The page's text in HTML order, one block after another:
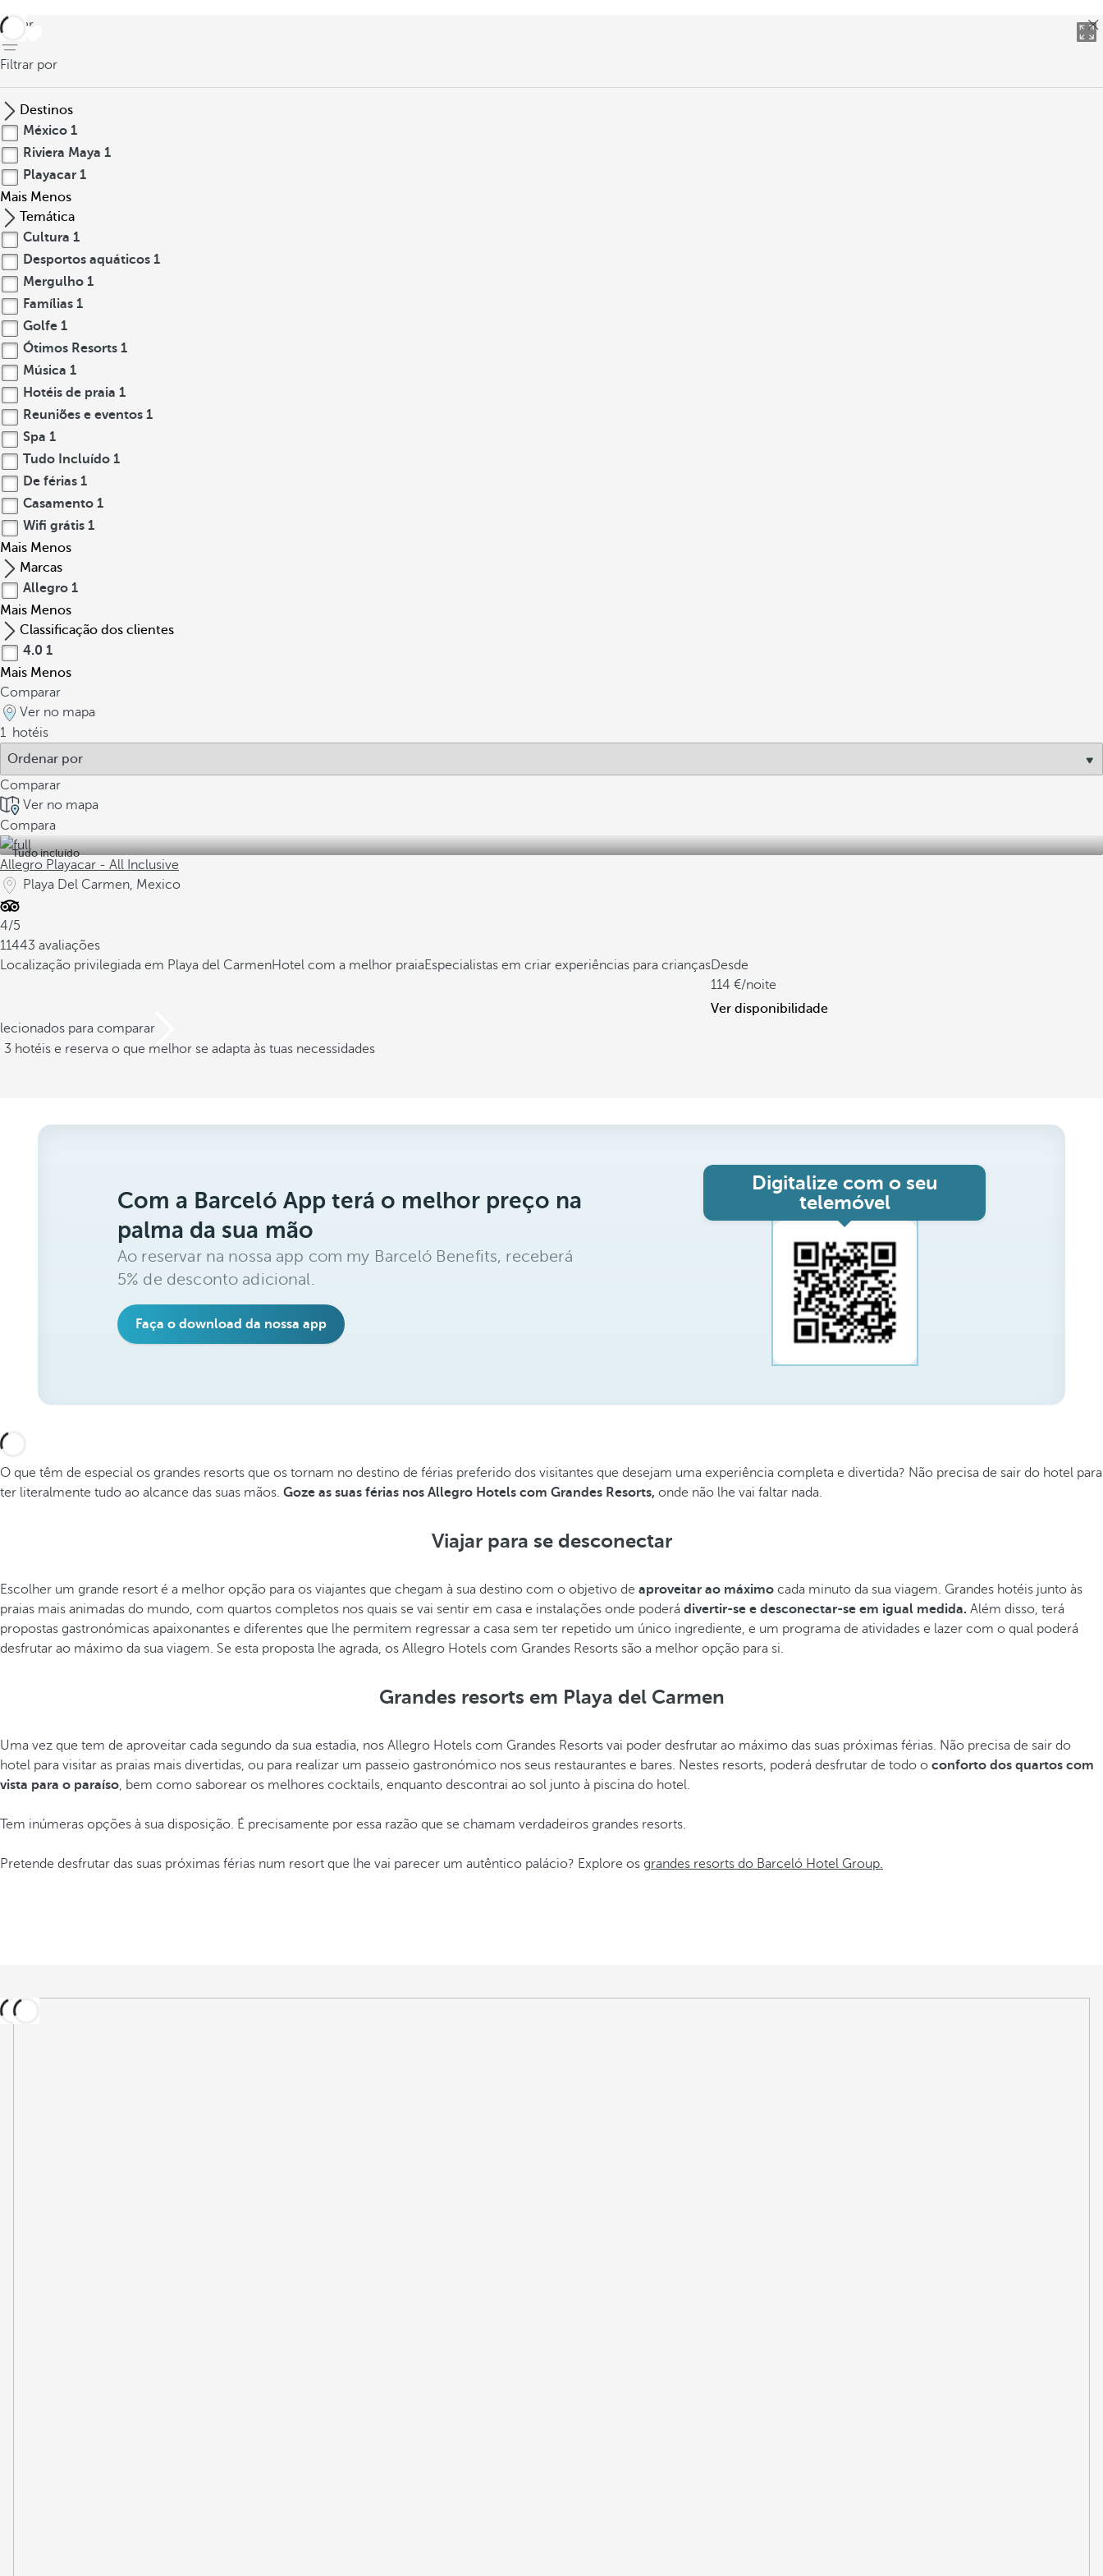
voltar
Filtrar por
Destinos
México 1
Riviera Maya 1
Playacar 1
Mais Menos
Temática
Cultura 1
Desportos aquáticos 1
Mergulho 1
Famílias 1
Golfe 1
Ótimos Resorts 1
Música 1
Hotéis de praia 1
Reuniões e eventos 1
Spa 1
Tudo Incluído 1
De férias 1
Casamento 1
Wifi grátis 1
Mais Menos
Marcas
Allegro 1
Mais Menos
Classificação dos clientes
4.0 1
Mais Menos
Comparar
Ver no mapa
1 hotéis
Comparar
Ver no mapa
Compara
Tudo incluído
Allegro Playacar - All Inclusive
Playa Del Carmen, Mexico
4/5
11443 avaliações
Localização privilegiada em Playa del CarmenHotel com a melhor praiaEspecialistas em criar experiências para criançasDesde
114
/noite
Ver disponibilidade
para comparar
hotéis e reserva o que melhor se adapta às tuas necessidades
Com a Barceló App terá o melhor preço na
palma da sua mão
Ao reservar na nossa app com my Barceló Benefits, receberá
5% de desconto adicional.
Faça o download da nossa app
Digitalize com o seu
telemóvel
O que têm de especial os grandes resorts que os tornam no destino de férias preferido dos visitantes que desejam uma experiência completa e divertida? Não precisa de sair do hotel para
ter literalmente tudo ao alcance das suas mãos. Goze as suas férias nos Allegro Hotels com Grandes Resorts, onde não lhe vai faltar nada.
Viajar para se desconectar
Escolher um grande resort é a melhor opção para os viajantes que chegam à sua destino com o objetivo de aproveitar ao máximo cada minuto da sua viagem. Grandes hotéis junto às
praias mais animadas do mundo, com quartos completos nos quais se vai sentir em casa e instalações onde poderá divertir-se e desconectar-se em igual medida. Além disso, terá
propostas gastronómicas apaixonantes e diferentes que lhe permitem regressar a casa sem ter repetido um único ingrediente, e um programa de atividades e lazer com o qual poderá
desfrutar ao máximo da sua viagem. Se esta proposta lhe agrada, os Allegro Hotels com Grandes Resorts são a melhor opção para si.
Grandes resorts em Playa del Carmen
Uma vez que tem de aproveitar cada segundo da sua estadia, nos Allegro Hotels com Grandes Resorts vai poder desfrutar ao máximo das suas próximas férias. Não precisa de sair do
hotel para visitar as praias mais divertidas, ou para realizar um passeio gastronómico nos seus restaurantes e bares. Nestes resorts, poderá desfrutar de todo o conforto dos quartos com
vista para o paraíso, bem como saborear os melhores cocktails, enquanto descontrai ao sol junto à piscina do hotel.
Tem inúmeras opções à sua disposição. É precisamente por essa razão que se chamam verdadeiros grandes resorts.
Pretende desfrutar das suas próximas férias num resort que lhe vai parecer um autêntico palácio? Explore os grandes resorts do Barceló Hotel Group.